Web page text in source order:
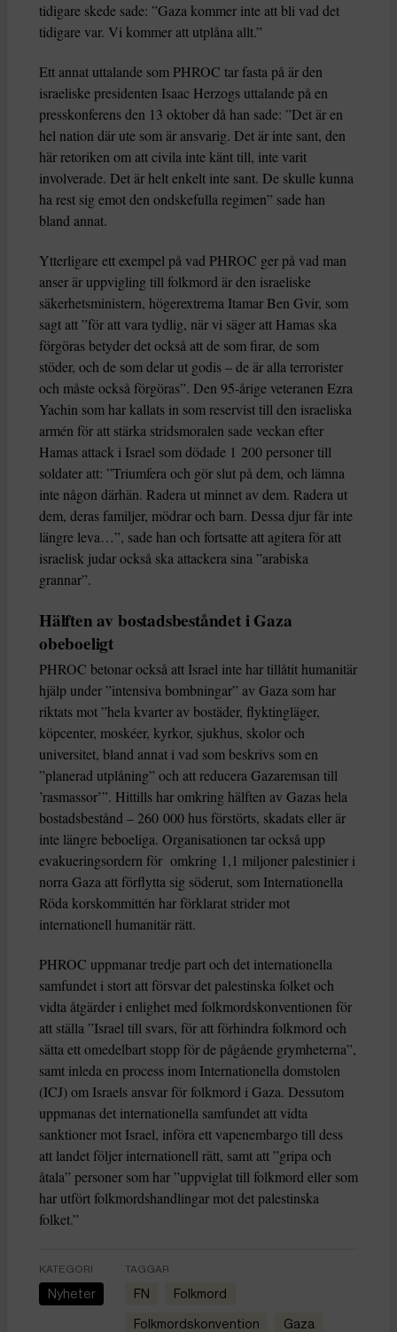
tidigare skede sade: ”Gaza kommer inte att bli vad det
tidigare var. Vi kommer att utplåna allt.”
Ett annat uttalande som PHROC tar fasta på är den
israeliske presidenten Isaac Herzogs uttalande på en
presskonferens den 13 oktober då han sade: ”Det är en
hel nation där ute som är ansvarig. Det är inte sant, den
här retoriken om att civila inte känt till, inte varit
involverade. Det är helt enkelt inte sant. De skulle kunna
ha rest sig emot den ondskefulla regimen” sade han
bland annat.
Ytterligare ett exempel på vad PHROC ger på vad man
anser är uppvigling till folkmord är den israeliske
säkerhetsministern, högerextrema Itamar Ben Gvir, som
sagt att ”för att vara tydlig, när vi säger att Hamas ska
förgöras betyder det också att de som firar, de som
stöder, och de som delar ut godis – de är alla terrorister
och måste också förgöras”. Den 95-årige veteranen Ezra
Yachin som har kallats in som reservist till den israeliska
armén för att stärka stridsmoralen sade veckan efter
Hamas attack i Israel som dödade 1 200 personer till
soldater att: ”Triumfera och gör slut på dem, och lämna
inte någon därhän. Radera ut minnet av dem. Radera ut
dem, deras familjer, mödrar och barn. Dessa djur får inte
längre leva…”, sade han och fortsatte att agitera för att
israelisk judar också ska attackera sina ”arabiska
grannar”.
Hälften av bostadsbeståndet i Gaza
obeboeligt
PHROC betonar också att Israel inte har tillåtit humanitär
hjälp under ”intensiva bombningar” av Gaza som har
riktats mot ”hela kvarter av bostäder, flyktingläger,
köpcenter, moskéer, kyrkor, sjukhus, skolor och
universitet, bland annat i vad som beskrivs som en
”planerad utplåning” och att reducera Gazaremsan till
’rasmassor’”. Hittills har omkring hälften av Gazas hela
bostadsbestånd – 260 000 hus förstörts, skadats eller är
inte längre beboeliga. Organisationen tar också upp
evakueringsordern för omkring 1,1 miljoner palestinier i
norra Gaza att förflytta sig söderut, som Internationella
Röda korskommittén har förklarat strider mot
internationell humanitär rätt.
PHROC uppmanar tredje part och det internationella
samfundet i stort att försvar det palestinska folket och
vidta åtgärder i enlighet med folkmordskonventionen för
att ställa ”Israel till svars, för att förhindra folkmord och
sätta ett omedelbart stopp för de pågående grymheterna”,
samt inleda en process inom Internationella domstolen
(ICJ) om Israels ansvar för folkmord i Gaza. Dessutom
uppmanas det internationella samfundet att vidta
sanktioner mot Israel, införa ett vapenembargo till dess
att landet följer internationell rätt, samt att ”gripa och
åtala” personer som har ”uppviglat till folkmord eller som
har utfört folkmordshandlingar mot det palestinska
folket.”
KATEGORI
Nyheter
TAGGAR
FN folkmord
folkmordskonvention Gaza